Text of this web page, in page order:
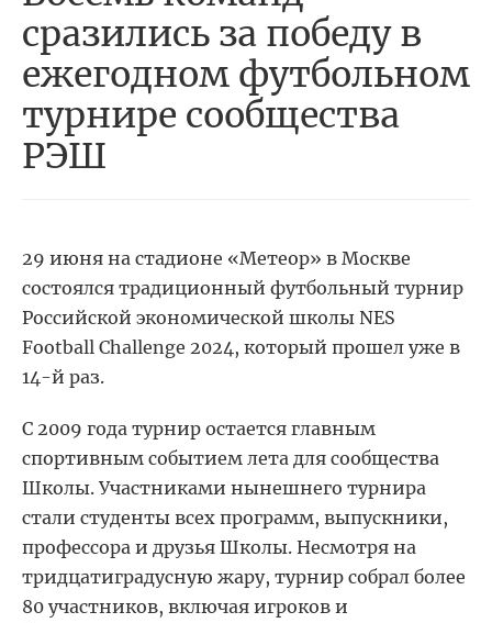
сразились за победу в
ежегодном футбольном
турнире сообщества
РЭШ
29 июня на стадионе «Метеор» в Москве
состоялся традиционный футбольный турнир
Российской экономической школы NES
Football Challenge 2024, который прошел уже в
14-й раз.
С 2009 года турнир остается главным
спортивным событием лета для сообщества
Школы. Участниками нынешнего турнира
стали студенты всех программ, выпускники,
профессора и друзья Школы. Несмотря на
тридцатиградусную жару, турнир собрал более
80 участников, включая игроков и